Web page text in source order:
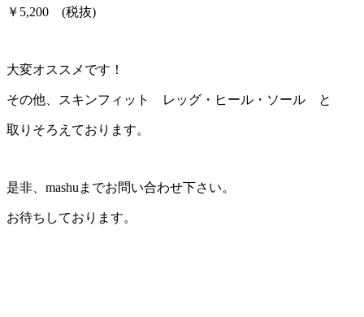
￥5,200 (税抜)
大変オススメです！
その他、スキンフィット レッグ・ヒール・ソール と
取りそろえております。
是非、mashuまでお問い合わせ下さい。
お待ちしております。